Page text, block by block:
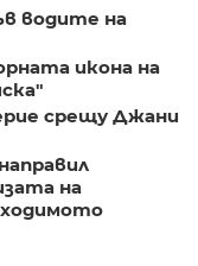
водите на
икона на
срещу Джани
на